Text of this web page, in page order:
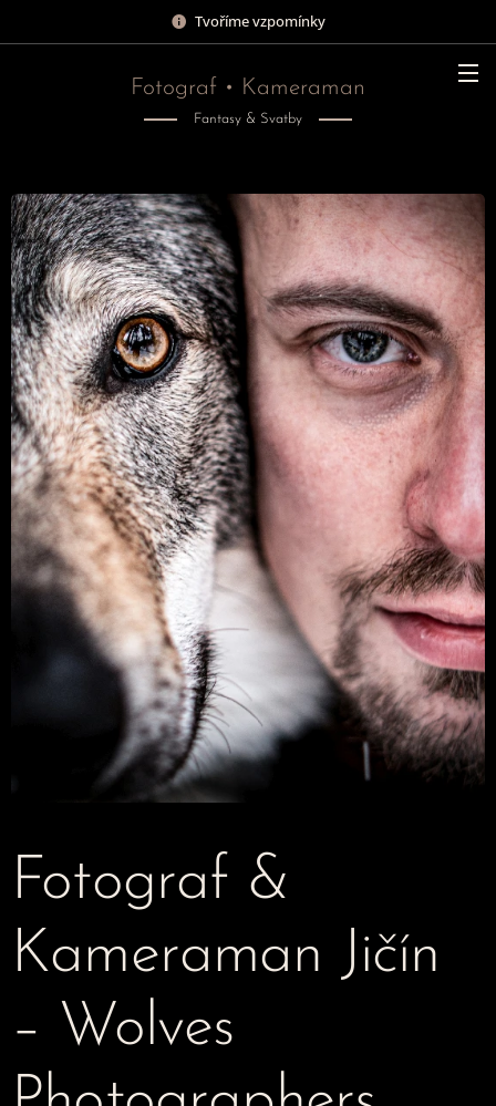
Tvoříme vzpomínky
Fotograf • Kameraman
Fantasy & Svatby
Fotograf &
Kameraman Jičín
– Wolves